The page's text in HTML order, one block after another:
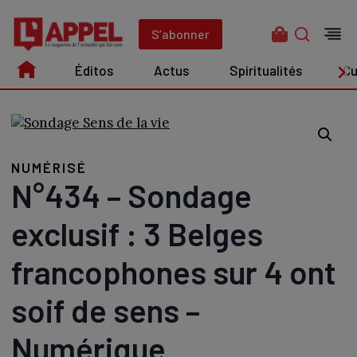
contenu
S’abonner
Édito Actus Spiritualités Culture
Éditos Actus Spiritualités
NUMÉRISÉ
N°434 – Sondage
exclusif : 3 Belges
francophones sur 4 ont
soif de sens –
Numérique